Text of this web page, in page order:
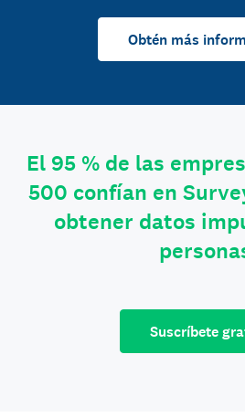
Obtén más
El 95 % de las
500 confían en
obtener datos
Suscríbete